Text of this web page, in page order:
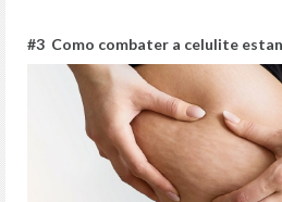
#3 Como combater a celulite